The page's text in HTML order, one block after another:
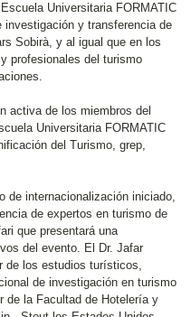
Universitaria FORMATIC
investigación y transferencia de
Sobirà, y al igual que en los
profesionales del turismo
activa de los miembros del
Universitaria FORMATIC
del Turismo, grep,
de internacionalización iniciado,
de expertos en turismo de
que presentará una
del evento. El Dr. Jafar
de los estudios turísticos,
de investigación en turismo
de la Facultad de Hotelería y